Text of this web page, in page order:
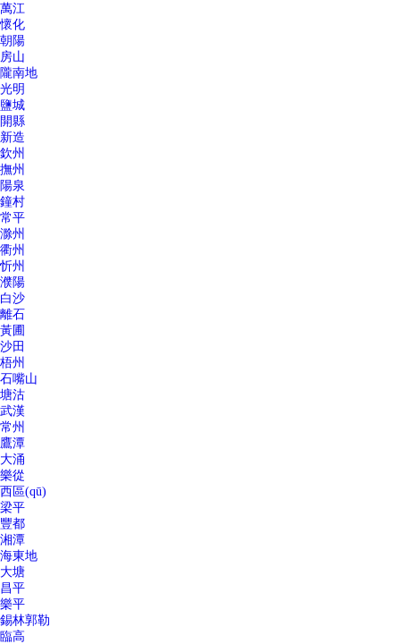
萬江
懷化
朝陽
房山
隴南地
光明
鹽城
開縣
新造
欽州
撫州
陽泉
鐘村
常平
滁州
衢州
忻州
濮陽
白沙
離石
黃圃
沙田
梧州
石嘴山
塘沽
武漢
常州
鷹潭
大涌
樂從
西區(qū)
梁平
豐都
湘潭
海東地
大塘
昌平
樂平
錫林郭勒
臨高